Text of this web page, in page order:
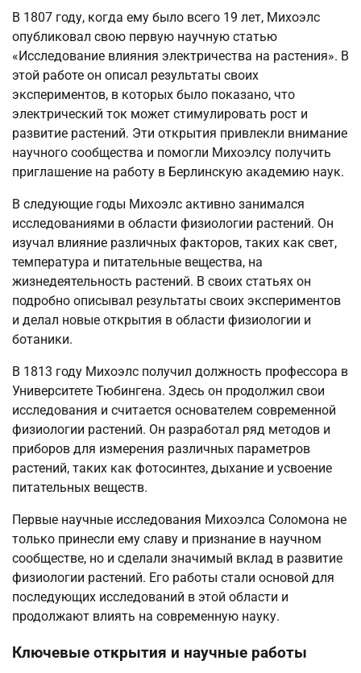
В 1807 году, когда ему было всего 19 лет, Михоэлс
опубликовал свою первую научную статью
«Исследование влияния электричества на растения». В
этой работе он описал результаты своих
экспериментов, в которых было показано, что
электрический ток может стимулировать рост и
развитие растений. Эти открытия привлекли внимание
научного сообщества и помогли Михоэлсу получить
приглашение на работу в Берлинскую академию наук.
В следующие годы Михоэлс активно занимался
исследованиями в области физиологии растений. Он
изучал влияние различных факторов, таких как свет,
температура и питательные вещества, на
жизнедеятельность растений. В своих статьях он
подробно описывал результаты своих экспериментов
и делал новые открытия в области физиологии и
ботаники.
В 1813 году Михоэлс получил должность профессора в
Университете Тюбингена. Здесь он продолжил свои
исследования и считается основателем современной
физиологии растений. Он разработал ряд методов и
приборов для измерения различных параметров
растений, таких как фотосинтез, дыхание и усвоение
питательных веществ.
Первые научные исследования Михоэлса Соломона не
только принесли ему славу и признание в научном
сообществе, но и сделали значимый вклад в развитие
физиологии растений. Его работы стали основой для
последующих исследований в этой области и
продолжают влиять на современную науку.
Ключевые открытия и научные работы